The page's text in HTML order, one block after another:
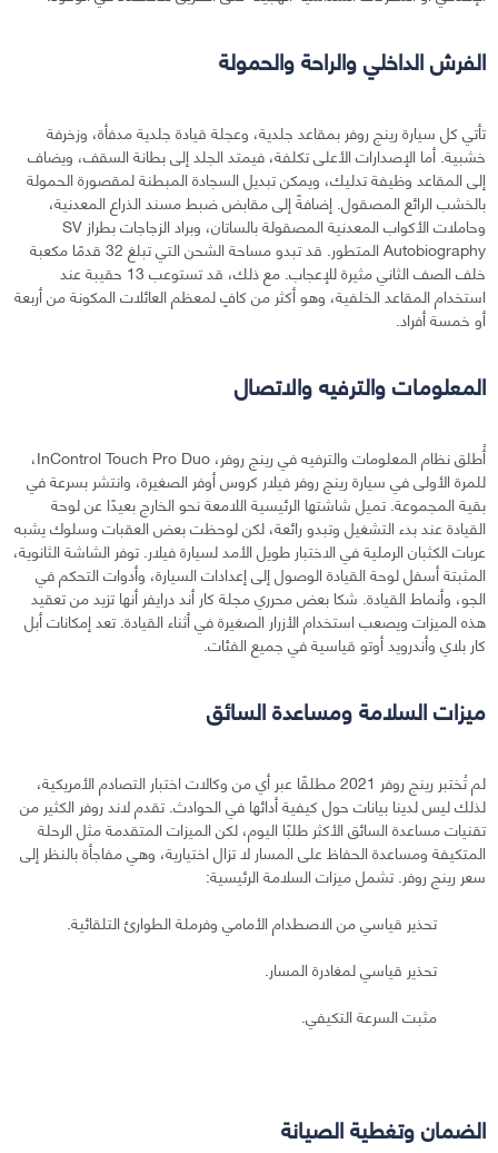
الفرش الداخلي والراحة والحمولة
تأتي كل سيارة رينج روفر بمقاعد جلدية، وعجلة قيادة جلدية مدفأة، وزخرفة
خشبية. أما الإصدارات الأعلى تكلفة، فيمتد الجلد إلى بطانة السقف، ويضاف
إلى المقاعد وظيفة تدليك، ويمكن تبديل السجادة المبطنة لمقصورة الحمولة
بالخشب الرائع المصقول. إضافةً إلى مقابض ضبط مسند الذراع المعدنية،
وحاملات الأكواب المعدنية المصقولة بالساتان، وبراد الزجاجات بطراز SV
Autobiography المتطور. قد تبدو مساحة الشحن التي تبلغ 32 قدمًا مكعبة
خلف الصف الثاني مثيرة للإعجاب. مع ذلك، قد تستوعب 13 حقيبة عند
استخدام المقاعد الخلفية، وهو أكثر من كافٍ لمعظم العائلات المكونة من أربعة
أو خمسة أفراد.
المعلومات والترفيه والاتصال
أُطلق نظام المعلومات والترفيه في رينج روفر، InControl Touch Pro Duo،
للمرة الأولى في سيارة رينج روفر فيلار كروس أوفر الصغيرة، وانتشر بسرعة في
بقية المجموعة. تميل شاشتها الرئيسية اللامعة نحو الخارج بعيدًا عن لوحة
القيادة عند بدء التشغيل وتبدو رائعة، لكن لوحظت بعض العقبات وسلوك يشبه
عربات الكثبان الرملية في الاختبار طويل الأمد لسيارة فيلار. توفر الشاشة الثانوية،
المثبتة أسفل لوحة القيادة الوصول إلى إعدادات السيارة، وأدوات التحكم في
الجو، وأنماط القيادة. شكا بعض محرري مجلة كار أند درايفر أنها تزيد من تعقيد
هذه الميزات ويصعب استخدام الأزرار الصغيرة في أثناء القيادة. تعد إمكانات أبل
كار بلاي وأندرويد أوتو قياسية في جميع الفئات.
ميزات السلامة ومساعدة السائق
لم تُختبر رينج روفر 2021 مطلقًا عبر أي من وكالات اختبار التصادم الأمريكية،
لذلك ليس لدينا بيانات حول كيفية أدائها في الحوادث. تقدم لاند روفر الكثير من
تقنيات مساعدة السائق الأكثر طلبًا اليوم، لكن الميزات المتقدمة مثل الرحلة
المتكيفة ومساعدة الحفاظ على المسار لا تزال اختيارية، وهي مفاجأة بالنظر إلى
سعر رينج روفر. تشمل ميزات السلامة الرئيسية:
تحذير قياسي من الاصطدام الأمامي وفرملة الطوارئ التلقائية.
تحذير قياسي لمغادرة المسار.
مثبت السرعة التكيفي.
الضمان وتغطية الصيانة